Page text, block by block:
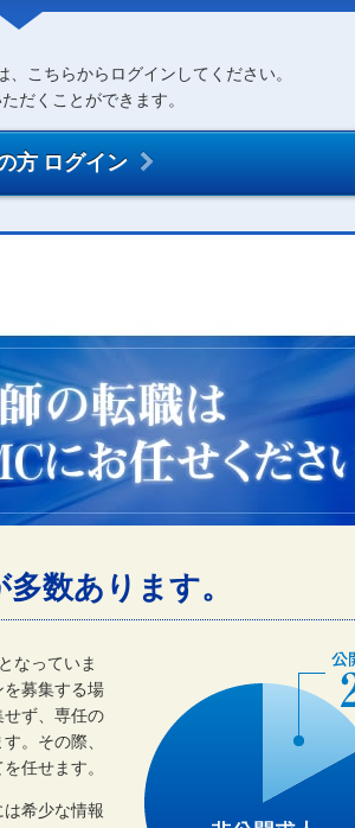
こちらからログインしてください。
だくことができます。
方 ログイン
数あります。
なっていま
を募集する場
せず、専任の
。その際、
任せます。
希少な情報